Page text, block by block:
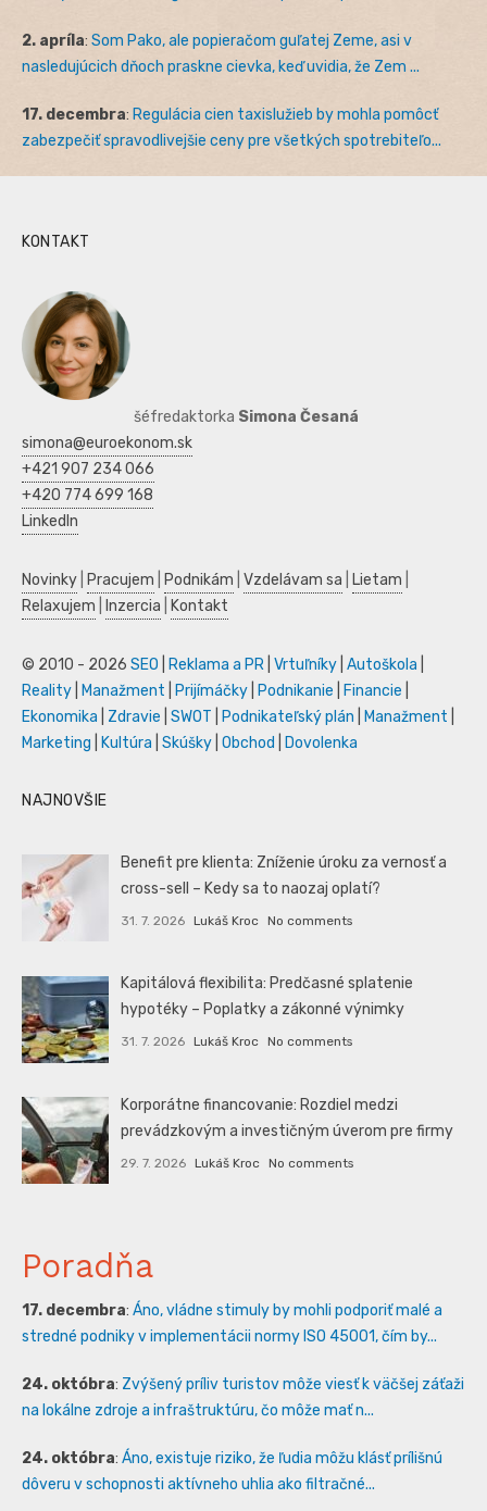
2. apríla: Som Pako, ale popieračom guľatej Zeme, asi v
nasledujúcich dňoch praskne cievka, keď uvidia, že Zem ...
17. decembra: Regulácia cien taxislužieb by mohla pomôcť
zabezpečiť spravodlivejšie ceny pre všetkých spotrebiteľo...
KONTAKT
šéfredaktorka Simona Česaná
simona@euroekonom.sk
+421 907 234 066
+420 774 699 168
LinkedIn
Novinky Pracujem Podnikám Vzdelávam sa Lietam
Relaxujem
Inzercia Kontakt
© 2010 - 2026 SEO Reklama a PR Vrtuľníky Autoškola
Reality
Manažment Prijímáčky Podnikanie Financie
Ekonomika
Zdravie SWOT Podnikateľský plán Manažment
Marketing
Kultúra Skúšky Obchod Dovolenka
NAJNOVŠIE
Benefit pre klienta: Zníženie úroku za vernosť a
cross-sell – Kedy sa to naozaj oplatí?
31. 7. 2026 Lukáš Kroc No comments
Kapitálová flexibilita: Predčasné splatenie
hypotéky – Poplatky a zákonné výnimky
31. 7. 2026 Lukáš Kroc No comments
Korporátne financovanie: Rozdiel medzi
prevádzkovým a investičným úverom pre firmy
29. 7. 2026 Lukáš Kroc No comments
Poradňa
17. decembra: Áno, vládne stimuly by mohli podporiť malé a
stredné podniky v implementácii normy ISO 45001, čím by...
24. októbra: Zvýšený príliv turistov môže viesť k väčšej záťaži
na lokálne zdroje a infraštruktúru, čo môže mať n...
24. októbra: Áno, existuje riziko, že ľudia môžu klásť prílišnú
dôveru v schopnosti aktívneho uhlia ako filtračné...